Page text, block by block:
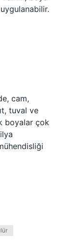
cam,
tuval ve
boyalar çok